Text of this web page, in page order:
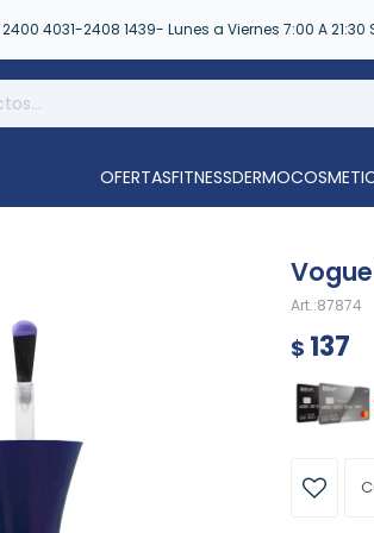
2400 4031-2408 1439- Lunes a Viernes 7:00 A
OFERTASFITNESS
87874
$ 137